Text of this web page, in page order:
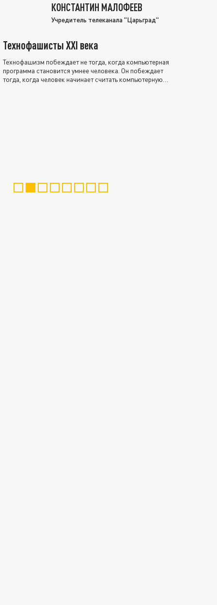
КОНСТАНТИН МАЛОФЕЕВ
Учредитель телеканала "Царьград"
Технофашисты XXI века
Технофашизм побеждает не тогда, когда компьютерная
программа становится умнее человека. Он побеждает
тогда, когда человек начинает считать компьютерную